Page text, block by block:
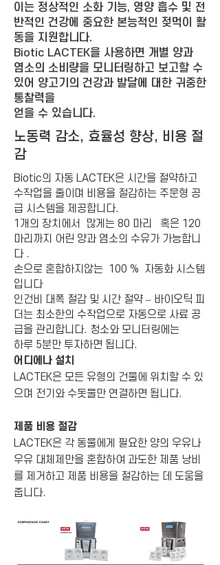
이는 정상적인 소화 기능, 영양 흡수 및 전
반적인 건강에 중요한 본능적인 젖먹이 활
동을 지원합니다.
Biotic LACTEK을 사용하면 개별 양과
염소의 소비량을 모니터링하고 보고할 수
있어 양고기의 건강과 발달에 대한 귀중한
통찰력을
얻을 수 있습니다.
노동력 감소, 효율성 향상, 비용 절
감
Biotic의 자동 LACTEK은 시간을 절약하고
수작업을 줄이며 비용을 절감하는 주문형 공
급 시스템을 제공합니다.
1개의 장치에서 많게는 80 마리 혹은 120
마리까지 어린 양과 염소의 수유가 가능합니
다 .
손으로 혼합하지않는 100 % 자동화 시스템
입니다
인건비 대폭 절감 및 시간 절약 – 바이오틱 피
더는 최소한의 수작업으로 자동으로 사료 공
급을 관리합니다. 청소와 모니터링에는
하루 5분만 투자하면 됩니다.
어디에나 설치
LACTEK은 모든 유형의 건물에 위치할 수 있
으며 전기와 수돗물만 연결하면 됩니다.
제품 비용 절감
LACTEK은 각 동물에게 필요한 양의 우유나
우유 대체제만을 혼합하여 과도한 제품 낭비
를 제거하고 제품 비용을 절감하는 데 도움을
줍니다.